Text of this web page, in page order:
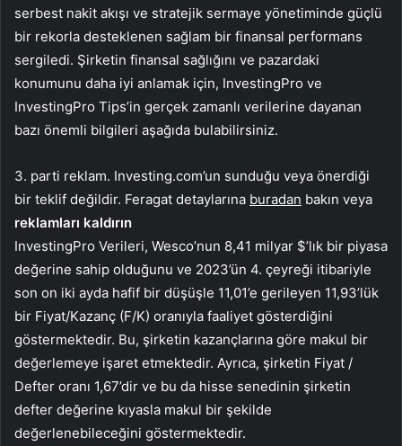
serbest nakit akışı ve stratejik sermaye yönetiminde güçlü
bir rekorla desteklenen sağlam bir finansal performans
sergiledi. Şirketin finansal sağlığını ve pazardaki
konumunu daha iyi anlamak için, InvestingPro ve
InvestingPro Tips’in gerçek zamanlı verilerine dayanan
bazı önemli bilgileri aşağıda bulabilirsiniz.
3. parti reklam. Investing.com’un sunduğu veya önerdiği
bir teklif değildir. Feragat detaylarına buradan bakın veya
reklamları kaldırın
InvestingPro Verileri, Wesco’nun 8,41 milyar $’lık bir piyasa
değerine sahip olduğunu ve 2023’ün 4. çeyreği itibariyle
son on iki ayda hafif bir düşüşle 11,01’e gerileyen 11,93’lük
bir Fiyat/Kazanç (F/K) oranıyla faaliyet gösterdiğini
göstermektedir. Bu, şirketin kazançlarına göre makul bir
değerlemeye işaret etmektedir. Ayrıca, şirketin Fiyat /
Defter oranı 1,67’dir ve bu da hisse senedinin şirketin
defter değerine kıyasla makul bir şekilde
değerlenebileceğini göstermektedir.